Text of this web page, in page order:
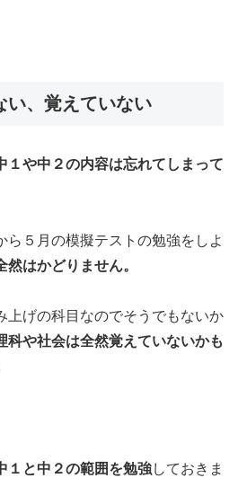
い、覚えていない
１や中２の内容は忘れてしまって
ら５月の模擬テストの勉強をしよ
然はかどりません。
上げの科目なのでそうでもないか
科や社会は全然覚えていないかも
１と中２の範囲を勉強しておきま